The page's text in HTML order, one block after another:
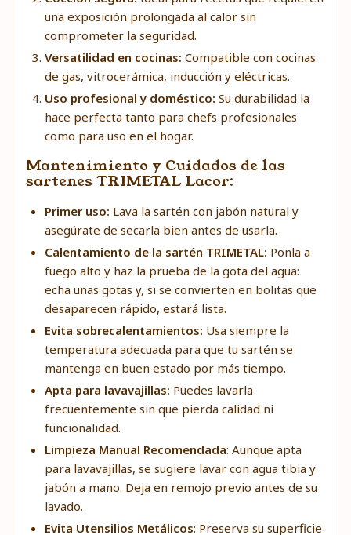
una exposición prolongada al calor sin
comprometer la seguridad.
Versatilidad en cocinas: Compatible con cocinas
de gas, vitrocerámica, inducción y eléctricas.
Uso profesional y doméstico: Su durabilidad la
hace perfecta tanto para chefs profesionales
como para uso en el hogar.
Mantenimiento y Cuidados de las
sartenes TRIMETAL Lacor:
Primer uso: Lava la sartén con jabón natural y
asegúrate de secarla bien antes de usarla.
Calentamiento de la sartén TRIMETAL: Ponla a
fuego alto y haz la prueba de la gota del agua:
echa unas gotas y, si se convierten en bolitas que
desaparecen rápido, estará lista.
Evita sobrecalentamientos: Usa siempre la
temperatura adecuada para que tu sartén se
mantenga en buen estado por más tiempo.
Apta para lavavajillas: Puedes lavarla
frecuentemente sin que pierda calidad ni
funcionalidad.
Limpieza Manual Recomendada: Aunque apta
para lavavajillas, se sugiere lavar con agua tibia y
jabón a mano. Deja en remojo previo antes de su
lavado.
Evita Utensilios Metálicos: Preserva su superficie